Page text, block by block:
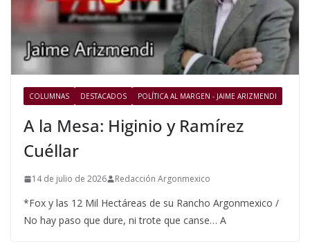
COLUMNAS DESTACADOS POLÍTICA AL MARGEN - JAIME ARIZMENDI
A la Mesa: Higinio y Ramírez
Cuéllar
14 de julio de 2026 Redacción Argonmexico
*Fox y las 12 Mil Hectáreas de su Rancho Argonmexico /
No hay paso que dure, ni trote que canse… A